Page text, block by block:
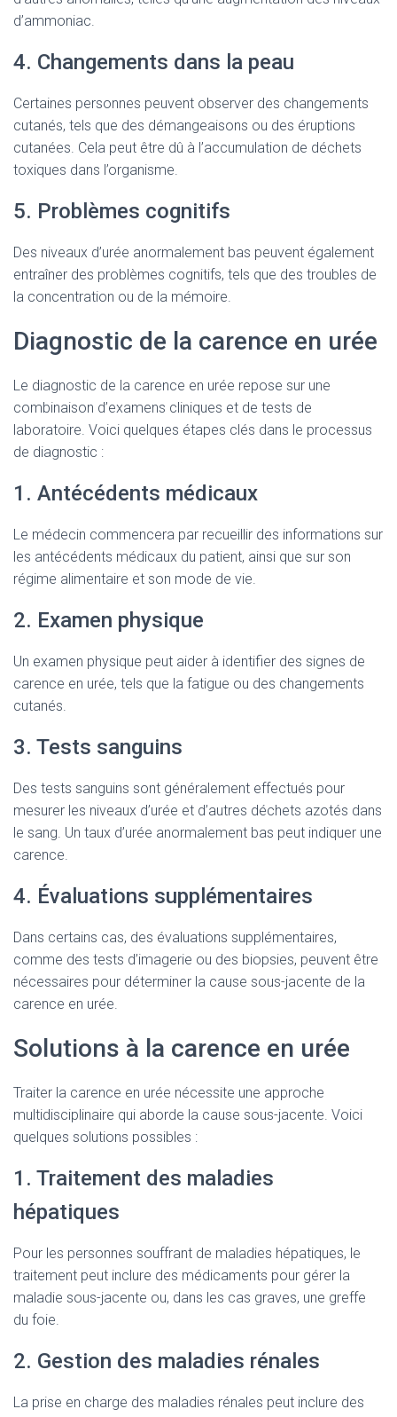
d’ammoniac.
4. Changements dans la peau
Certaines personnes peuvent observer des changements
cutanés, tels que des démangeaisons ou des éruptions
cutanées. Cela peut être dû à l’accumulation de déchets
toxiques dans l’organisme.
5. Problèmes cognitifs
Des niveaux d’urée anormalement bas peuvent également
entraîner des problèmes cognitifs, tels que des troubles de
la concentration ou de la mémoire.
Diagnostic de la carence en urée
Le diagnostic de la carence en urée repose sur une
combinaison d’examens cliniques et de tests de
laboratoire. Voici quelques étapes clés dans le processus
de diagnostic :
1. Antécédents médicaux
Le médecin commencera par recueillir des informations sur
les antécédents médicaux du patient, ainsi que sur son
régime alimentaire et son mode de vie.
2. Examen physique
Un examen physique peut aider à identifier des signes de
carence en urée, tels que la fatigue ou des changements
cutanés.
3. Tests sanguins
Des tests sanguins sont généralement effectués pour
mesurer les niveaux d’urée et d’autres déchets azotés dans
le sang. Un taux d’urée anormalement bas peut indiquer une
carence.
4. Évaluations supplémentaires
Dans certains cas, des évaluations supplémentaires,
comme des tests d’imagerie ou des biopsies, peuvent être
nécessaires pour déterminer la cause sous-jacente de la
carence en urée.
Solutions à la carence en urée
Traiter la carence en urée nécessite une approche
multidisciplinaire qui aborde la cause sous-jacente. Voici
quelques solutions possibles :
1. Traitement des maladies
hépatiques
Pour les personnes souffrant de maladies hépatiques, le
traitement peut inclure des médicaments pour gérer la
maladie sous-jacente ou, dans les cas graves, une greffe
du foie.
2. Gestion des maladies rénales
La prise en charge des maladies rénales peut inclure des